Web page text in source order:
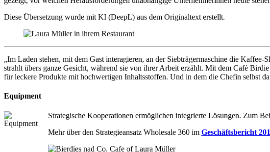
Diese Übersetzung wurde mit KI (DeepL) aus dem Originaltext erstellt.
„Im Laden stehen, mit dem Gast interagieren, an der Siebträgermaschine die
strahlt übers ganze Gesicht, während sie von ihrer Arbeit erzählt. Mit dem Café
für leckere Produkte mit hochwertigen Inhaltsstoffen. Und in dem die Chefin selbst
Equipment
Strategische Kooperationen ermöglichen integrierte Lösungen. Zum
Mehr über den Strategieansatz Wholesale 360 im Geschäftsbericht